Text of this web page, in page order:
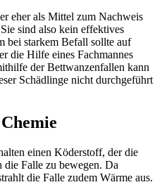
eher als Mittel zum Nachweis
sind also kein effektives
bei starkem Befall sollte auf
die Hilfe eines Fachmannes
der Bettwanzenfallen kann
Schädlinge nicht durchgeführt
einen Köderstoff, der die
Falle zu bewegen. Da
die Falle zudem Wärme aus.